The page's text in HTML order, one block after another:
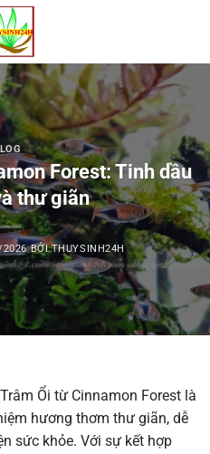
Forest: Tinh dầu
thư giãn
BỞITHUYSINH24H
Ổi từ Cinnamon Forest là
hương thơm thư giãn, dễ
sức khỏe. Với sự kết hợp